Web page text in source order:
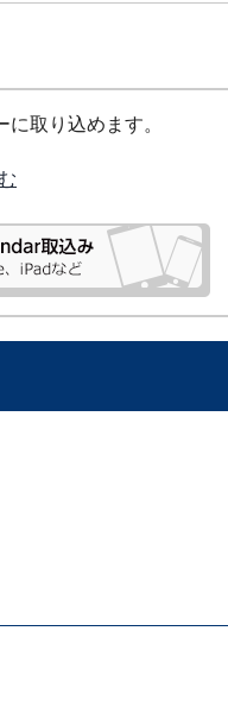
取り込めます。